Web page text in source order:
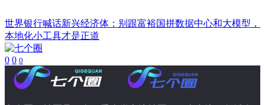
世界银行喊话新兴经济体：别跟富裕国拼数据中心和大模型，
本地化小工具才是正道
0 0 0